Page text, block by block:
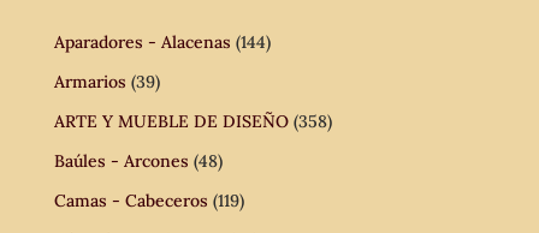
Aparadores - Alacenas (144)
Armarios (39)
ARTE Y MUEBLE DE DISEÑO (358)
Baúles - Arcones (48)
Camas - Cabeceros (119)